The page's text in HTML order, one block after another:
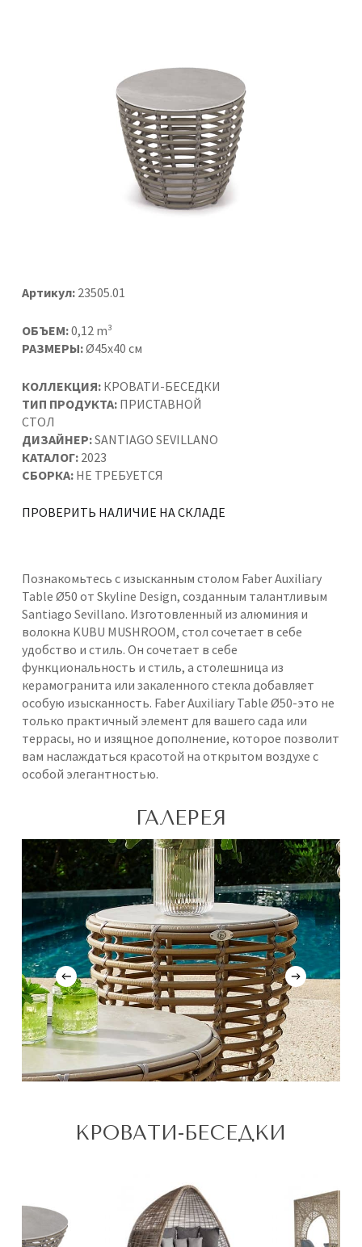
Артикул:23505.01
ОБЪЕМ:0,12 m³
РАЗМЕРЫ:Ø45x40 см
КОЛЛЕКЦИЯ: КРОВАТИ-БЕСЕДКИ
ТИП ПРОДУКТА: ПРИСТАВНОЙ
СТОЛ
ДИЗАЙНЕР:SANTIAGO SEVILLANO
КАТАЛОГ: 2023
СБОРКА: НЕ ТРЕБУЕТСЯ
ПРОВЕРИТЬ НАЛИЧИЕ НА СКЛАДЕ
Познакомьтесь с изысканным столом Faber Auxiliary
Table Ø50 от Skyline Design, созданным талантливым
Santiago Sevillano. Изготовленный из алюминия и
волокна KUBU MUSHROOM, стол сочетает в себе
удобство и стиль. Он сочетает в себе
функциональность и стиль, а столешница из
керамогранита или закаленного стекла добавляет
особую изысканность. Faber Auxiliary Table Ø50-это не
только практичный элемент для вашего сада или
террасы, но и изящное дополнение, которое позволит
вам наслаждаться красотой на открытом воздухе с
особой элегантностью.
ГАЛЕРЕЯ
КРОВАТИ-БЕСЕДКИ